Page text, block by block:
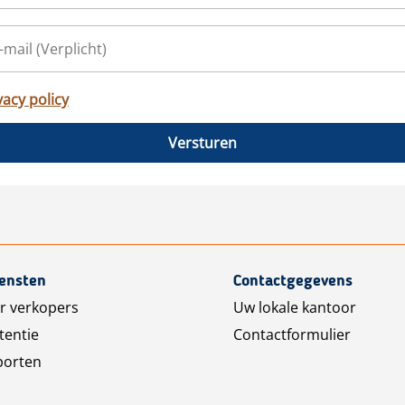
policy
Versturen
verkopers
Contactgegevens
Uw lokale kantoor
Contactformulier